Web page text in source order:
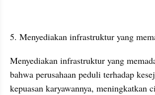
5. Menyediakan infrastruktur yang
Menyediakan infrastruktur yang
bahwa perusahaan peduli terhadap
kepuasan karyawannya, meningkatkan